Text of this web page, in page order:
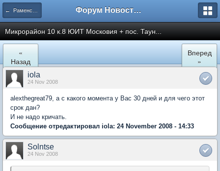
← Раменское Форум Новостройки
Микрорайон 10 к.8 ЮИТ Московия + пос. Таун...
«
Назад
Вперед
»
iola
24 Nov 2008
alexthegreat79, а с какого момента у Вас 30 дней и для чего этот
срок дан?
И не надо кричать.
Сообщение отредактировал iola: 24 November 2008 - 14:33
Solntse
24 Nov 2008